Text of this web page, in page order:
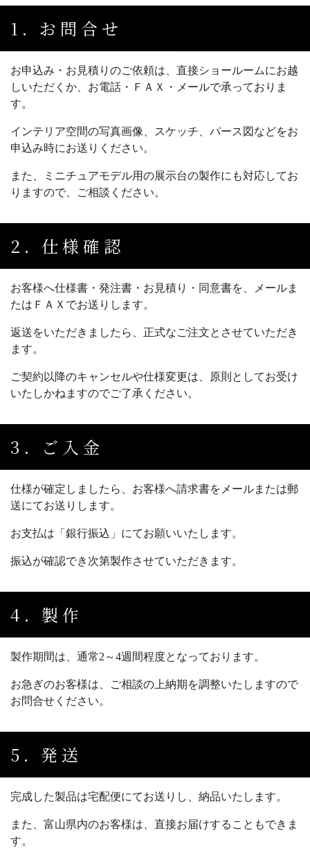
1. お問合せ
お申込み・お見積りのご依頼は、直接ショールームにお越
しいただくか、お電話・ＦＡＸ・メールで承っておりま
す。
インテリア空間の写真画像、スケッチ、パース図などをお
申込み時にお送りください。
また、ミニチュアモデル用の展示台の製作にも対応してお
りますので、ご相談ください。
2. 仕様確認
お客様へ仕様書・発注書・お見積り・同意書を、メールま
たはＦＡＸでお送りします。
返送をいただきましたら、正式なご注文とさせていただき
ます。
ご契約以降のキャンセルや仕様変更は、原則としてお受け
いたしかねますのでご了承ください。
3. ご入金
仕様が確定しましたら、お客様へ請求書をメールまたは郵
送にてお送りします。
お支払は「銀行振込」にてお願いいたします。
振込が確認でき次第製作させていただきます。
4. 製作
製作期間は、通常2～4週間程度となっております。
お急ぎのお客様は、ご相談の上納期を調整いたしますので
お問合せください。
5. 発送
完成した製品は宅配便にてお送りし、納品いたします。
また、富山県内のお客様は、直接お届けすることもできま
す。